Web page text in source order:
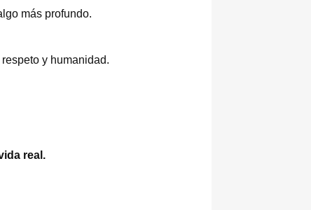
más profundo.
y humanidad.
real.